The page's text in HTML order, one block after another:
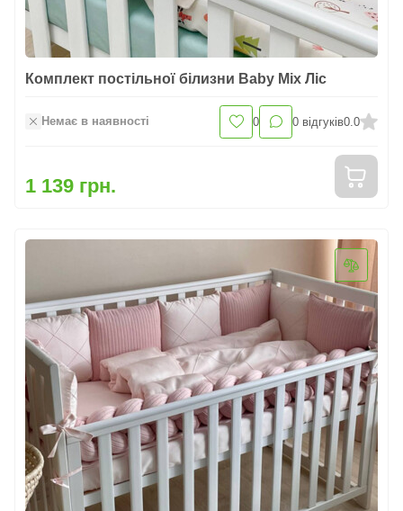
Комплект постільної білизни Baby Mix Ліс
Немає в наявності 0 0 відгуків0.0
1 139 грн.